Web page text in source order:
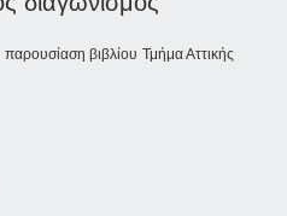
παρουσίαση βιβλίου Τμήμα Αττικής